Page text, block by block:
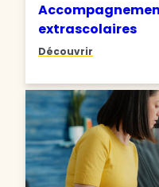
extrascolaires
Découvrir